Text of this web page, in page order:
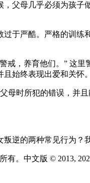
父母几乎必须为孩
于严酷。严格的训
戒，养育他们。” 这
始终表现出爱和关怀
母时所犯的错误，并
逆的两种常见行为？
有。中文版 © 2013,